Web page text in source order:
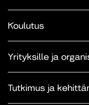
Koulutus
Yrityksille ja
Tutkimus ja